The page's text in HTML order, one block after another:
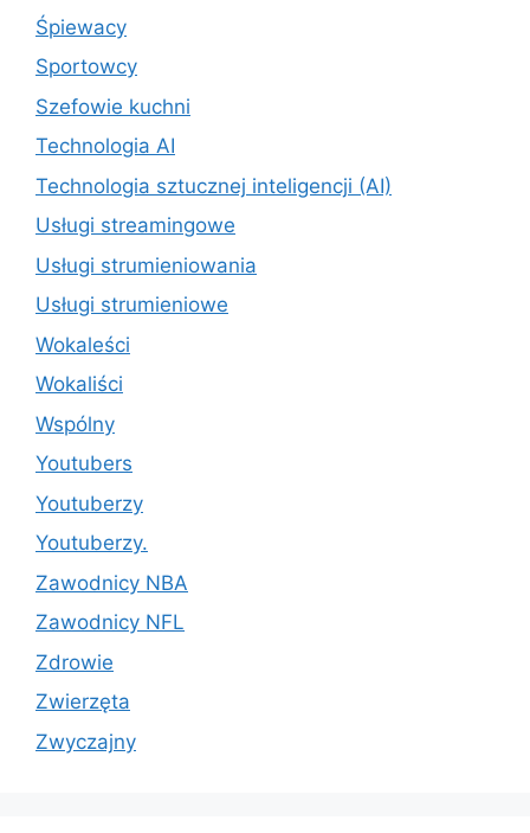
Śpiewacy
Sportowcy
Szefowie kuchni
Technologia AI
Technologia sztucznej inteligencji (AI)
Usługi streamingowe
Usługi strumieniowania
Usługi strumieniowe
Wokaleści
Wokaliści
Wspólny
Youtubers
Youtuberzy
Youtuberzy.
Zawodnicy NBA
Zawodnicy NFL
Zdrowie
Zwierzęta
Zwyczajny